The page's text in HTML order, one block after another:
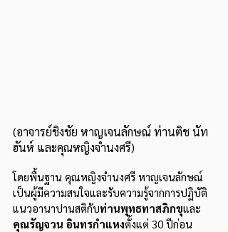
(อาจารย์ชิงชัย หาญเจนลักษณ์ ท่านติช นัท
ฮันห์ และคุณหญิงจำนงศรี)
โดยพื้นฐาน คุณหญิงจำนงศรี หาญเจนลักษณ์
เป็นผู้มีความสนใจและรับความรู้จากการปฏิบัติ
แนวอานาปานสติกับท่านพุทธทาสภิกขุและ
คุณรัญจวน อินทรกำแหงตั้งแต่ 30 ปีก่อน